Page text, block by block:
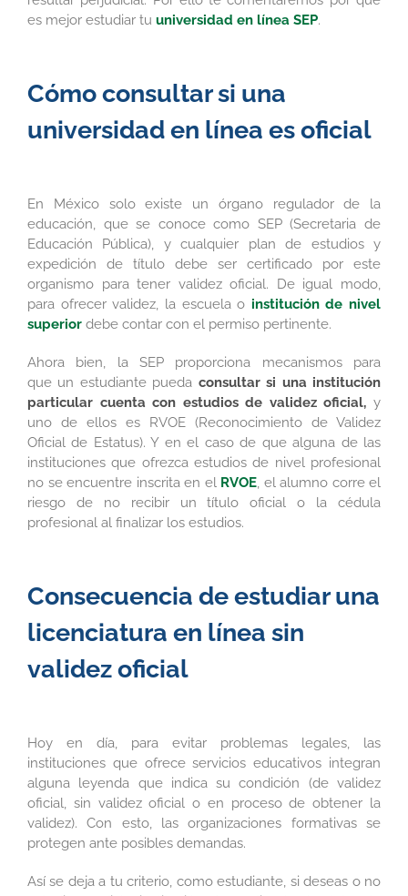
es mejor estudiar tu universidad en línea SEP.
Cómo consultar si una
universidad en línea es oficial
En México solo existe un órgano regulador de la
educación, que se conoce como SEP (Secretaria de
Educación Pública), y cualquier plan de estudios y
expedición de título debe ser certificado por este
organismo para tener validez oficial. De igual modo,
para ofrecer validez, la escuela o institución de nivel
superior debe contar con el permiso pertinente.
Ahora bien, la SEP proporciona mecanismos para
que un estudiante pueda consultar si una institución
particular cuenta con estudios de validez oficial, y
uno de ellos es RVOE (Reconocimiento de Validez
Oficial de Estatus). Y en el caso de que alguna de las
instituciones que ofrezca estudios de nivel profesional
no se encuentre inscrita en el RVOE, el alumno corre el
riesgo de no recibir un título oficial o la cédula
profesional al finalizar los estudios.
Consecuencia de estudiar una
licenciatura en línea sin
validez oficial
Hoy en día, para evitar problemas legales, las
instituciones que ofrece servicios educativos integran
alguna leyenda que indica su condición (de validez
oficial, sin validez oficial o en proceso de obtener la
validez). Con esto, las organizaciones formativas se
protegen ante posibles demandas.
Así se deja a tu criterio, como estudiante, si deseas o no